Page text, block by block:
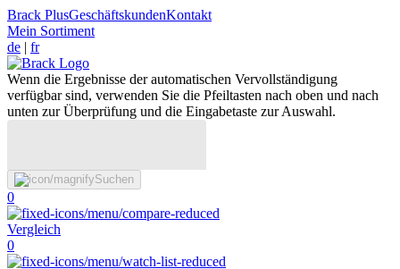
Brack PlusGeschäftskundenKontakt
Mein Sortiment
de | fr
Wenn die Ergebnisse der automatischen Vervollständigung
verfügbar sind, verwenden Sie die Pfeiltasten nach oben und nach
unten zur Überprüfung und die Eingabetaste zur Auswahl.
Suchen
0
Vergleich
0